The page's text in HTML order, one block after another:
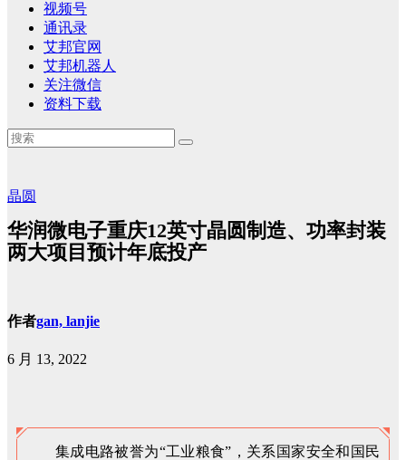
视频号
通讯录
艾邦官网
艾邦机器人
关注微信
资料下载
晶圆
华润微电子重庆12英寸晶圆制造、功率封装
两大项目预计年底投产
作者gan, lanjie
6 月 13, 2022
集成电路被誉为“工业粮食”，关系国家安全和国民